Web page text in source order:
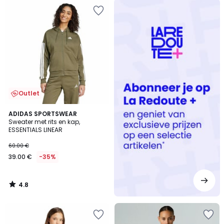
Outlet
ADIDAS SPORTSWEAR
Sweater met rits en kap,
ESSENTIALS LINEAR
60.00 €
39.00 € -35%
4.8
/ 5
4.8
/